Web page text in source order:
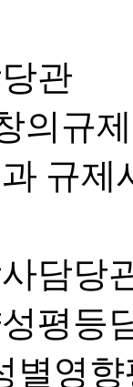
관
의규
규
담당
평등
별영